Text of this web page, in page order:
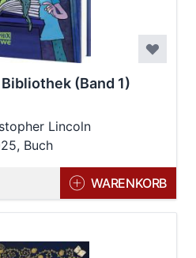
(Band 1)
Lincoln
Buch
WARENKORB